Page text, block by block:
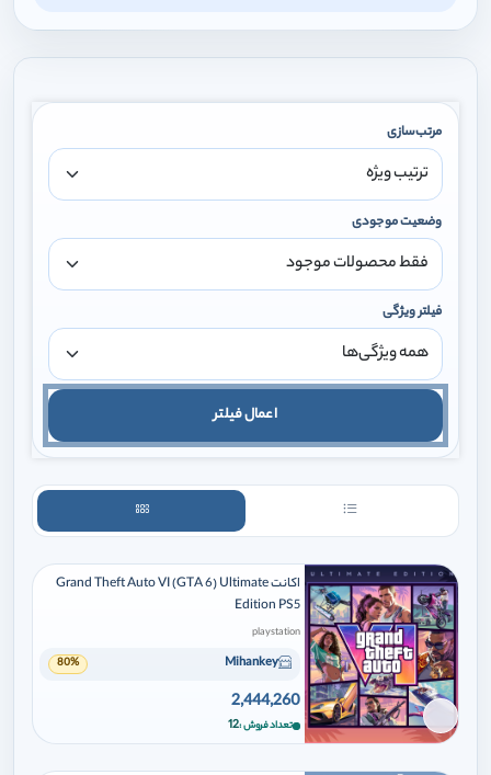
مرتب‌سازی
وضعیت موجودی
فیلتر ویژگی
اعمال فیلتر
برای افزودن وارد شوید
اکانت Grand Theft Auto VI (GTA 6) Ultimate
Edition PS5
playstation
Mihankey
80%
2,444,260
تعداد فروش 12